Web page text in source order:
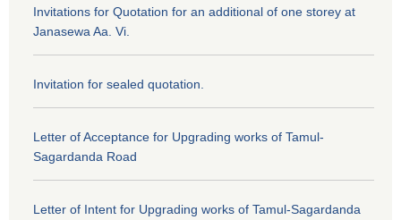
Invitations for Quotation for an additional of one storey at
Janasewa Aa. Vi.
Invitation for sealed quotation.
Letter of Acceptance for Upgrading works of Tamul-
Sagardanda Road
Letter of Intent for Upgrading works of Tamul-Sagardanda